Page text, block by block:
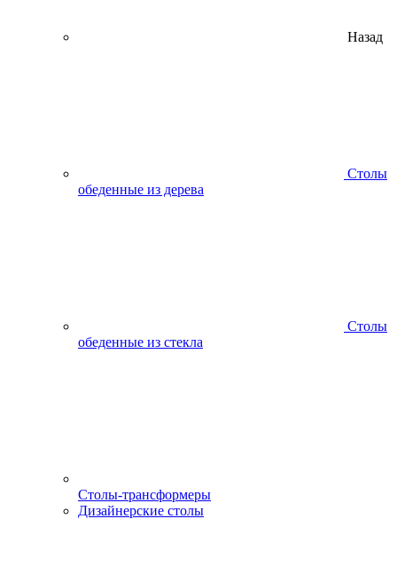
Назад
Столы
обеденные из дерева
Столы
обеденные из стекла
Столы-трансформеры
Дизайнерские столы